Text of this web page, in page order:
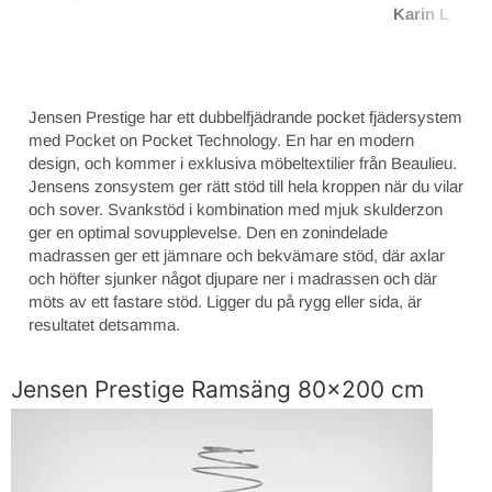
Karin L
Jensen Prestige har ett dubbelfjädrande pocket fjädersystem
med Pocket on Pocket Technology. En har en modern
design, och kommer i exklusiva möbeltextilier från Beaulieu.
Jensens zonsystem ger rätt stöd till hela kroppen när du vilar
och sover. Svankstöd i kombination med mjuk skulderzon
ger en optimal sovupplevelse. Den en zonindelade
madrassen ger ett jämnare och bekvämare stöd, där axlar
och höfter sjunker något djupare ner i madrassen och där
möts av ett fastare stöd. Ligger du på rygg eller sida, är
resultatet detsamma.
Jensen Prestige Ramsäng 80x200 cm